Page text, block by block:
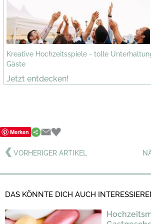
Kreative Hochzeitsspiele - tolle
Gäste
Jetzt entdecken!
Merken
VORHERIGER ARTIKEL
DAS KÖNNTE DICH AUCH